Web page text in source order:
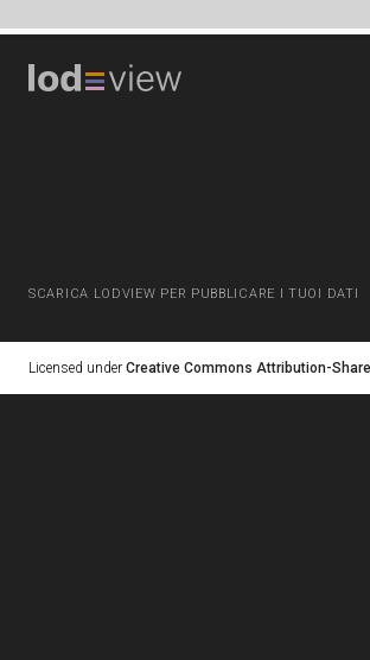
SCARICA LODVIEW PER PUBBLICARE I TUOI DATI
Licensed under Creative Commons Attribution-